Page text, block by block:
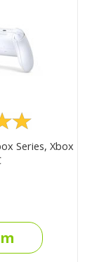
Series, Xbox